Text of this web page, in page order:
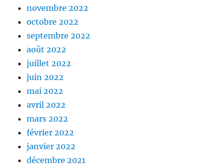
novembre 2022
octobre 2022
septembre 2022
août 2022
juillet 2022
juin 2022
mai 2022
avril 2022
mars 2022
février 2022
janvier 2022
décembre 2021